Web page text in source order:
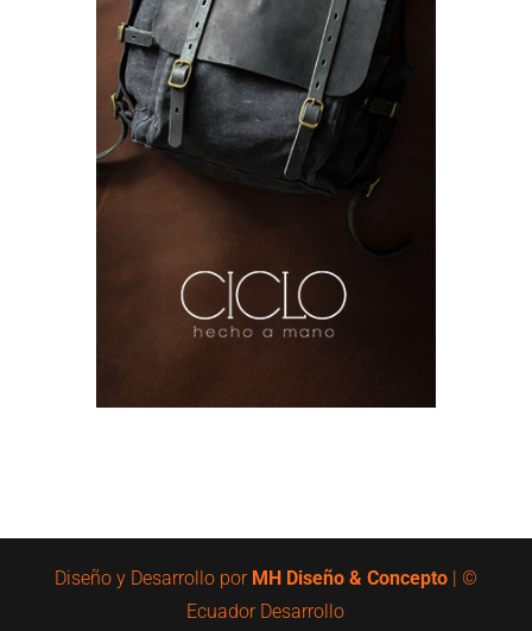
Diseño y Desarrollo por MH Diseño & Concepto | ©
Ecuador Desarrollo